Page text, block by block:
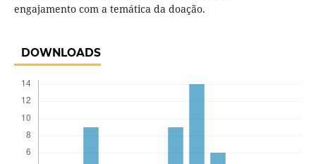
engajamento com a temática da doação.
DOWNLOADS